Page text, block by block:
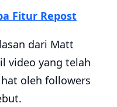
Fitur Repost
dari Matt
video yang telah
oleh followers